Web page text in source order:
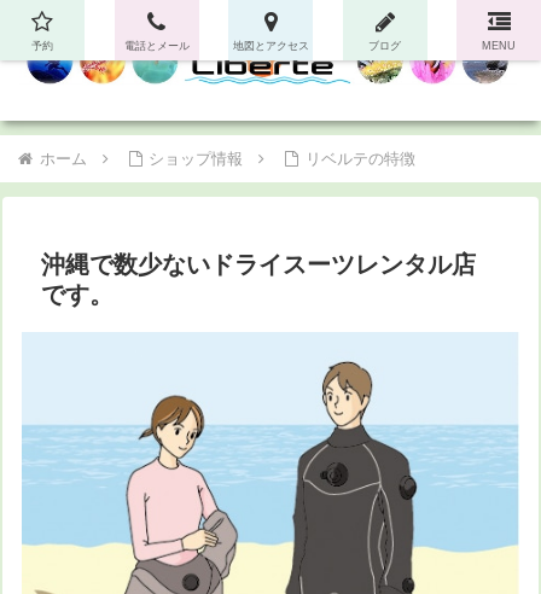
ホーム ショップ情報 リベルテの特徴
沖縄で数少ないドライスーツレンタル店
です。
予約 電話とメール 地図とアクセス ブログ MENU